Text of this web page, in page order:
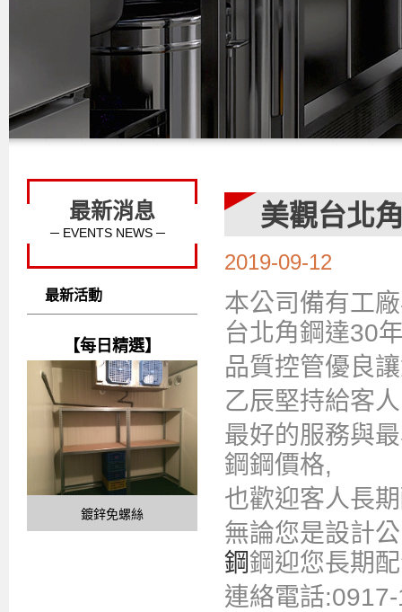
最新消息
─ EVENTS NEWS ─
最新活動
【每日精選】
鍍鋅免螺絲
美觀台北
2019-09-12
本公司備有工
台北角鋼達30
品質控管優良
乙辰堅持給客人
最好的服務與
鋼鋼價格,
也歡迎客人長
無論您是設計
鋼鋼迎您長期
連絡電話